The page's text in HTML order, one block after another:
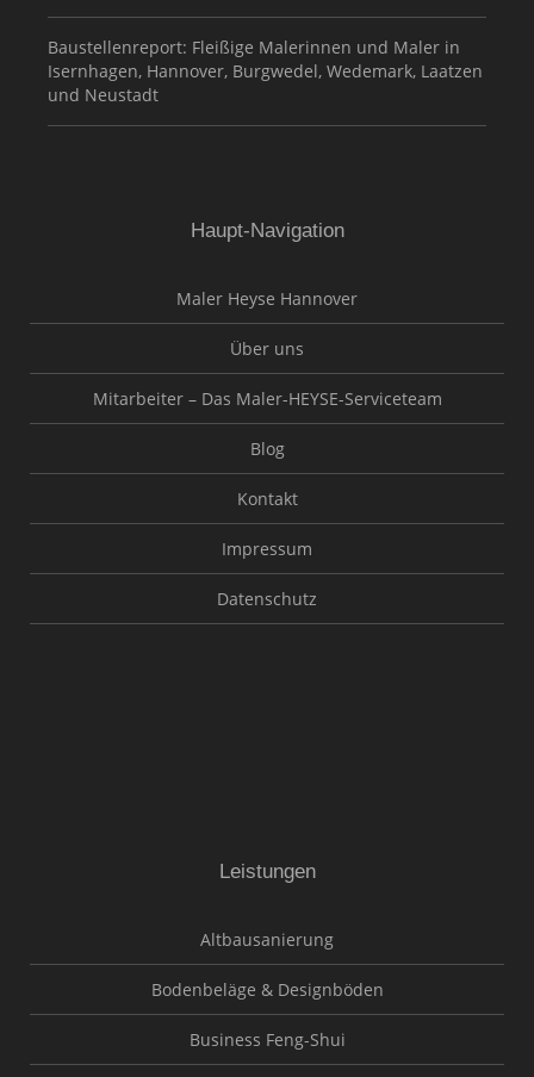
Baustellenreport: Fleißige Malerinnen und Maler in
Isernhagen, Hannover, Burgwedel, Wedemark, Laatzen
und Neustadt
Haupt-Navigation
Maler Heyse Hannover
Über uns
Mitarbeiter – Das Maler-HEYSE-Serviceteam
Blog
Kontakt
Impressum
Datenschutz
Leistungen
Altbausanierung
Bodenbeläge & Designböden
Business Feng-Shui